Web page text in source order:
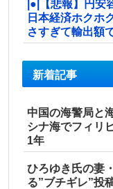
|●|【悲報】円安
日本経済ホクホ
さすぎて輸出額
新着記事
中国の海警局と
シナ海でフィリ
1年
ひろゆき氏の妻
る”ブチギレ”投